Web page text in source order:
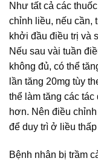
Như tất cả các
chỉnh liều, nếu cần,
khởi đầu điều trị và
Nếu sau vài tuần
không đủ, có thể
lần tăng 20mg tùy
thể làm tăng các
hơn. Nên điều
để duy trì ở liều
Bệnh nhân bị trầm